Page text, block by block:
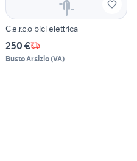
C.e.r.c.o bici elettrica
250 €
Busto Arsizio(VA)